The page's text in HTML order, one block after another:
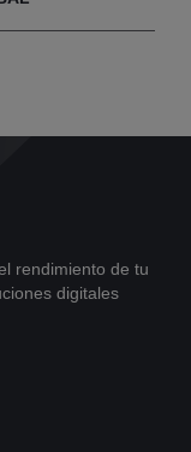
rendimiento de tu
digitales